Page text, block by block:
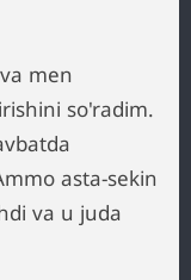
men
so'radim.
asta-sekin
va u juda